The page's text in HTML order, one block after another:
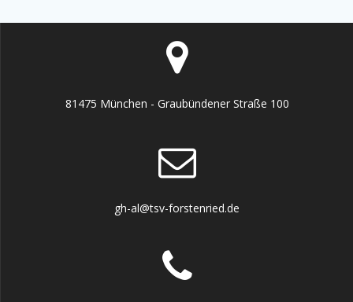
81475 München - Graubündener Straße 100
gh-al@tsv-forstenried.de